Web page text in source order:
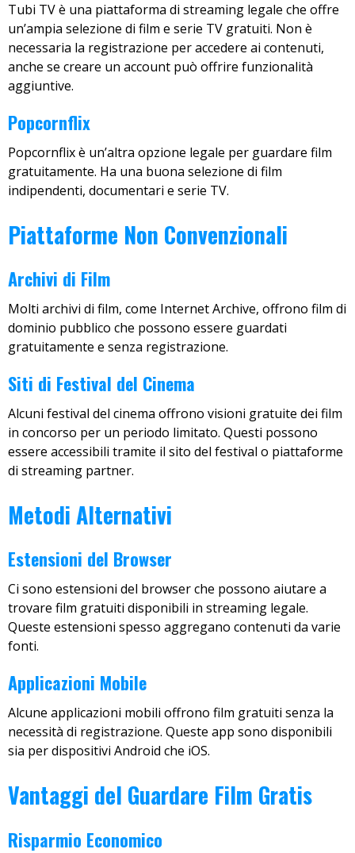
Tubi TV è una piattaforma di streaming legale che offre
un’ampia selezione di film e serie TV gratuiti. Non è
necessaria la registrazione per accedere ai contenuti,
anche se creare un account può offrire funzionalità
aggiuntive.
Popcornflix
Popcornflix è un’altra opzione legale per guardare film
gratuitamente. Ha una buona selezione di film
indipendenti, documentari e serie TV.
Piattaforme Non Convenzionali
Archivi di Film
Molti archivi di film, come Internet Archive, offrono film di
dominio pubblico che possono essere guardati
gratuitamente e senza registrazione.
Siti di Festival del Cinema
Alcuni festival del cinema offrono visioni gratuite dei film
in concorso per un periodo limitato. Questi possono
essere accessibili tramite il sito del festival o piattaforme
di streaming partner.
Metodi Alternativi
Estensioni del Browser
Ci sono estensioni del browser che possono aiutare a
trovare film gratuiti disponibili in streaming legale.
Queste estensioni spesso aggregano contenuti da varie
fonti.
Applicazioni Mobile
Alcune applicazioni mobili offrono film gratuiti senza la
necessità di registrazione. Queste app sono disponibili
sia per dispositivi Android che iOS.
Vantaggi del Guardare Film Gratis
Risparmio Economico